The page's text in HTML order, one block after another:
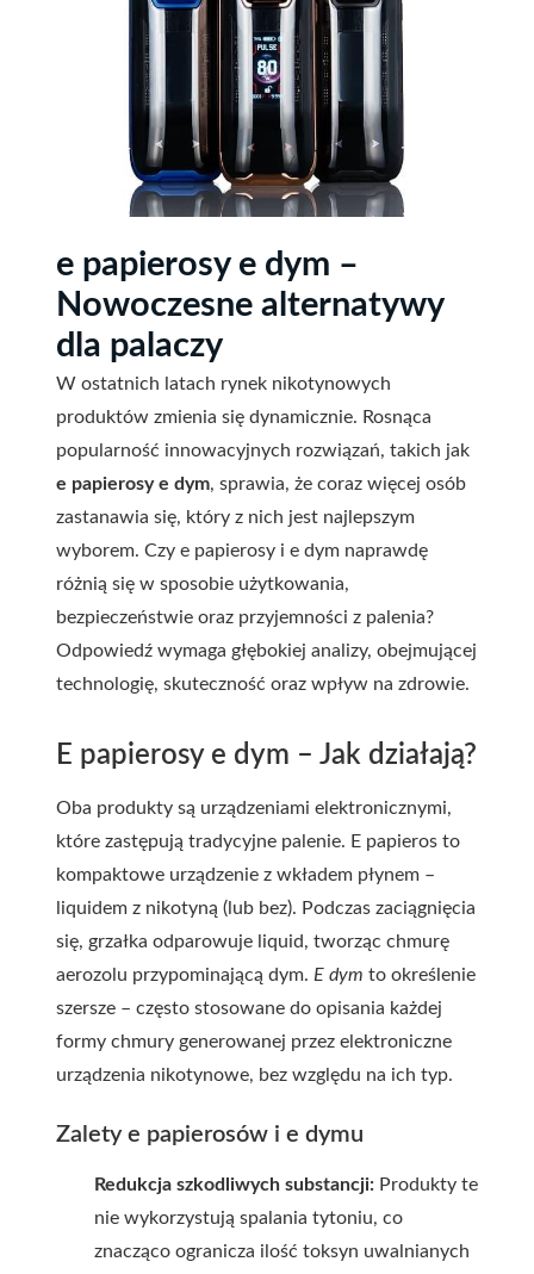
e papierosy e dym –
Nowoczesne alternatywy
dla palaczy
W ostatnich latach rynek nikotynowych
produktów zmienia się dynamicznie. Rosnąca
popularność innowacyjnych rozwiązań, takich jak
e papierosy e dym, sprawia, że coraz więcej osób
zastanawia się, który z nich jest najlepszym
wyborem. Czy e papierosy i e dym naprawdę
różnią się w sposobie użytkowania,
bezpieczeństwie oraz przyjemności z palenia?
Odpowiedź wymaga głębokiej analizy, obejmującej
technologię, skuteczność oraz wpływ na zdrowie.
E papierosy e dym – Jak działają?
Oba produkty są urządzeniami elektronicznymi,
które zastępują tradycyjne palenie. E papieros to
kompaktowe urządzenie z wkładem płynem –
liquidem z nikotyną (lub bez). Podczas zaciągnięcia
się, grzałka odparowuje liquid, tworząc chmurę
aerozolu przypominającą dym. E dym to określenie
szersze – często stosowane do opisania każdej
formy chmury generowanej przez elektroniczne
urządzenia nikotynowe, bez względu na ich typ.
Zalety e papierosów i e dymu
Redukcja szkodliwych substancji: Produkty te
nie wykorzystują spalania tytoniu, co
znacząco ogranicza ilość toksyn uwalnianych